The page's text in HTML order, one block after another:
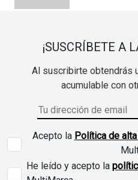
¡SUSCRÍBETE A
Al suscribirte obtendrás
acumulable con
Acepto la Política de
He leído y acepto la